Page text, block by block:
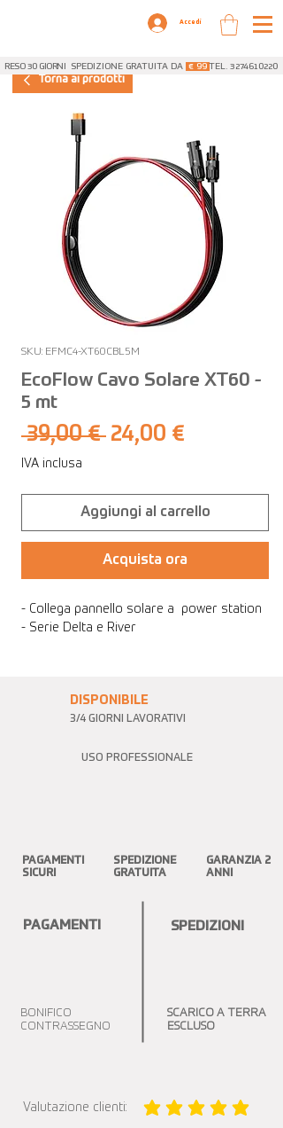
Accedi
RESO 30 GIORNI SPEDIZIONE GRATUITA DA € 99TEL. 3274610220
Torna ai prodotti
SKU: EFMC4-XT60CBL5M
EcoFlow Cavo Solare XT60 -
5 mt
39,00 € Prezzo
24,00 €
IVA inclusa
Aggiungi al carrello
Acquista ora
- Collega pannello solare a power station
- Serie Delta e River
DISPONIBILE
3/4 GIORNI LAVORATIVI
USO PROFESSIONALE
PAGAMENTI
SICURI
SPEDIZIONE
GRATUITA
GARANZIA 2
ANNI
PAGAMENTI SPEDIZIONI
BONIFICO
CONTRASSEGNO
SCARICO A TERRA
ESCLUSO
Valutazione clienti: la valutazione media è 5 su